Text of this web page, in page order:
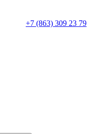
+7 (863) 309 23 79